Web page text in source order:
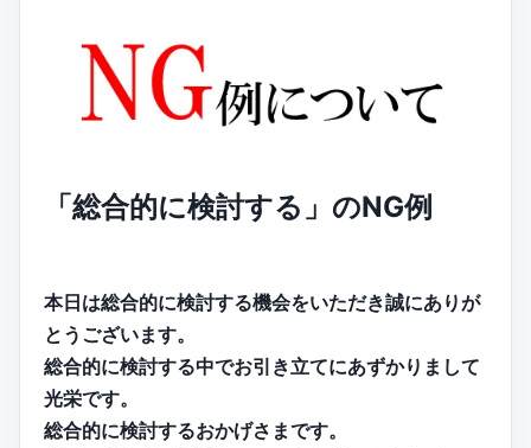
「総合的に検討する」のNG例
本日は総合的に検討する機会をいただき誠にありが
とうございます。
総合的に検討する中でお引き立てにあずかりまして
光栄です。
総合的に検討するおかげさまです。